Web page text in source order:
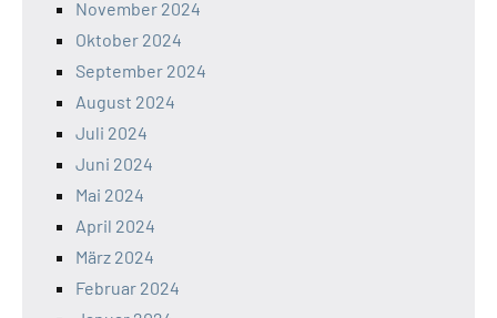
November 2024
Oktober 2024
September 2024
August 2024
Juli 2024
Juni 2024
Mai 2024
April 2024
März 2024
Februar 2024